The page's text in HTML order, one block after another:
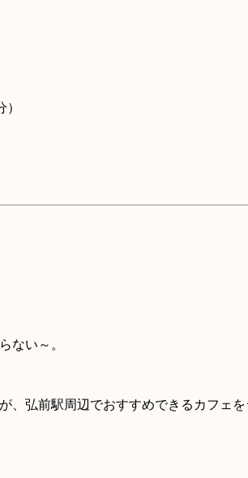
ない～。
、弘前駅周辺でおすすめできるカフェ